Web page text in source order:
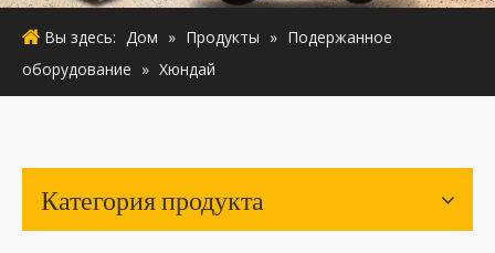
Deutsch
Вы здесь: Дом » Продукты » Подержанное
оборудование » Хюндай
Категория продукта